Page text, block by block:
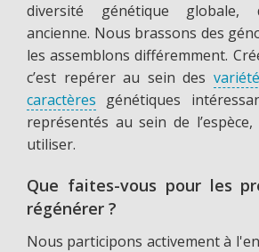
diversité génétique globale,
ancienne. Nous brassons des
les assemblons différemment.
c’est repérer au sein des
caractères génétiques
représentés au sein de
utiliser.
Que faites-vous pour les
régénérer ?
Nous participons activement à